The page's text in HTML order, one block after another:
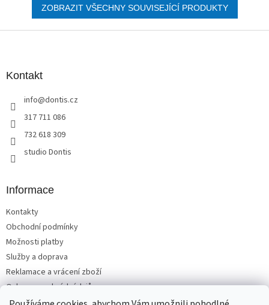
ZOBRAZIT VŠECHNY SOUVISEJÍCÍ PRODUKTY
Kontakt
info@dontis.cz
317 711 086
732 618 309
studio Dontis
Informace
Kontakty
Obchodní podmínky
Možnosti platby
Služby a doprava
Reklamace a vrácení zboží
Ochrana osobních údajů